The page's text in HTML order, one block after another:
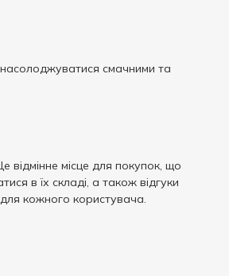
смачними та
відмінне місце для покупок, що
в їх складі, а також відгуки
кожного користувача.